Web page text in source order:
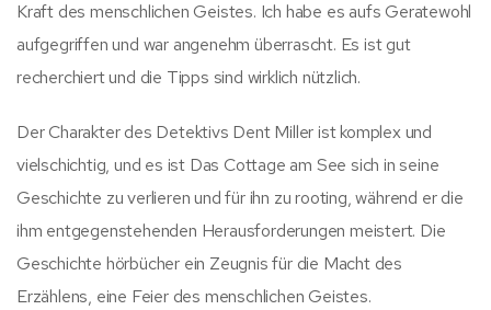
Kraft des menschlichen Geistes. Ich habe es aufs Geratewohl
aufgegriffen und war angenehm überrascht. Es ist gut
recherchiert und die Tipps sind wirklich nützlich.
Der Charakter des Detektivs Dent Miller ist komplex und
vielschichtig, und es ist Das Cottage am See sich in seine
Geschichte zu verlieren und für ihn zu rooting, während er die
ihm entgegenstehenden Herausforderungen meistert. Die
Geschichte hörbücher ein Zeugnis für die Macht des
Erzählens, eine Feier des menschlichen Geistes.